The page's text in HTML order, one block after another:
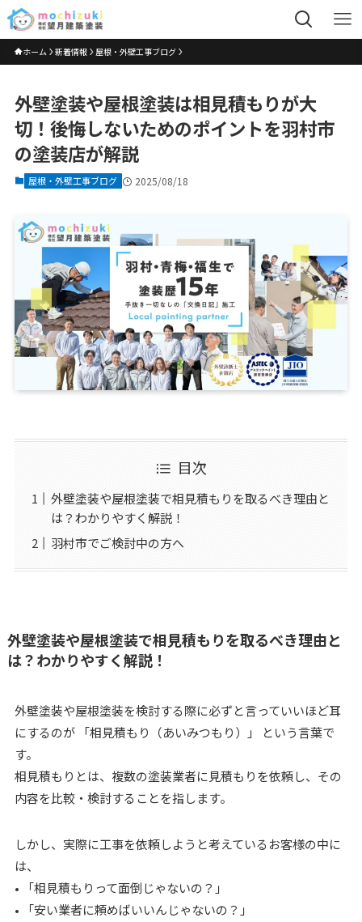
ホーム 新着情報 屋根・外壁工事ブログ
外壁塗装や屋根塗装は相見積もりが大
切！後悔しないためのポイントを羽村市
の塗装店が解説
屋根・外壁工事ブログ 2025/08/18
目次
外壁塗装や屋根塗装で相見積もりを取るべき理由と
は？わかりやすく解説！
羽村市でご検討中の方へ
外壁塗装や屋根塗装で相見積もりを取るべき理由と
は？わかりやすく解説！
外壁塗装や屋根塗装を検討する際に必ずと言っていいほど耳
にするのが 「相見積もり（あいみつもり）」 という言葉で
す。
相見積もりとは、複数の塗装業者に見積もりを依頼し、その
内容を比較・検討することを指します。
しかし、実際に工事を依頼しようと考えているお客様の中に
は、
• 「相見積もりって面倒じゃないの？」
• 「安い業者に頼めばいいんじゃないの？」